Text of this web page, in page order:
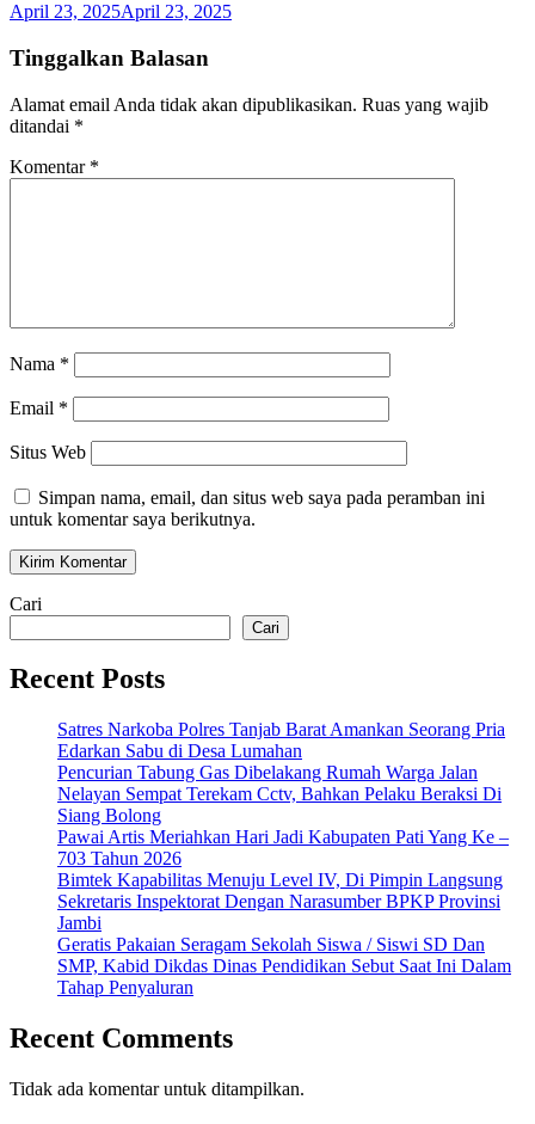
April 23, 2025April 23, 2025
Tinggalkan Balasan
Alamat email Anda tidak akan dipublikasikan. Ruas yang wajib
ditandai *
Komentar *
Nama *
Email *
Situs Web
Simpan nama, email, dan situs web saya pada peramban ini
untuk komentar saya berikutnya.
Cari
Cari
Recent Posts
Satres Narkoba Polres Tanjab Barat Amankan Seorang Pria
Edarkan Sabu di Desa Lumahan
Pencurian Tabung Gas Dibelakang Rumah Warga Jalan
Nelayan Sempat Terekam Cctv, Bahkan Pelaku Beraksi Di
Siang Bolong
Pawai Artis Meriahkan Hari Jadi Kabupaten Pati Yang Ke –
703 Tahun 2026
Bimtek Kapabilitas Menuju Level IV, Di Pimpin Langsung
Sekretaris Inspektorat Dengan Narasumber BPKP Provinsi
Jambi
Geratis Pakaian Seragam Sekolah Siswa / Siswi SD Dan
SMP, Kabid Dikdas Dinas Pendidikan Sebut Saat Ini Dalam
Tahap Penyaluran
Recent Comments
Tidak ada komentar untuk ditampilkan.